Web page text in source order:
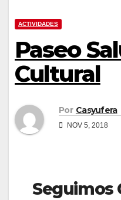
ACTIVIDADES
Paseo
Cultural
Por Casyufera
NOV 5, 2018
Seguimos